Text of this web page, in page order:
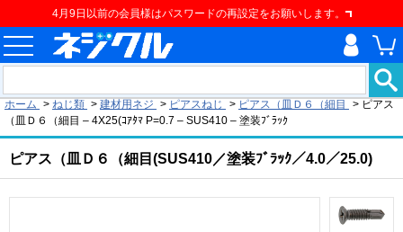
4月9日以前の会員様はパスワードの再設定をお願いします。
ホーム > ねじ類 > 建材用ネジ > ピアスねじ > ピアス（皿Ｄ６（細目 > ピアス
（皿Ｄ６（細目 – 4X25(ｺｱﾀﾏ P=0.7 – SUS410 – 塗装ﾌﾞﾗｯｸ
ピアス（皿Ｄ６（細目(SUS410／塗装ﾌﾞﾗｯｸ／4.0／25.0)